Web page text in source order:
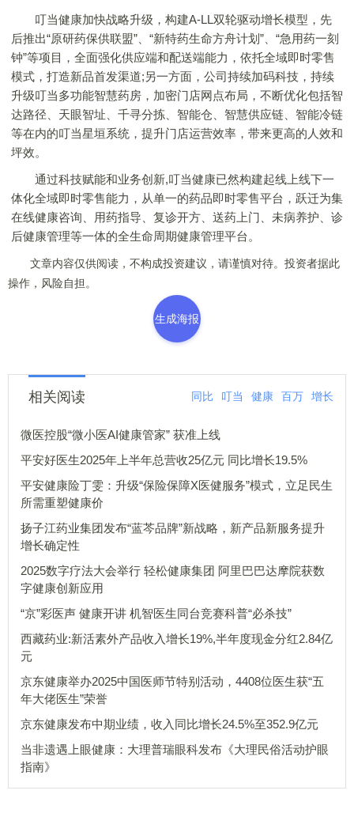
叮当健康加快战略升级，构建A-LL双轮驱动增长模型，先
后推出“原研药保供联盟”、“新特药生命方舟计划”、“急用药一刻
钟”等项目，全面强化供应端和配送端能力，依托全域即时零售
模式，打造新品首发渠道;另一方面，公司持续加码科技，持续
升级叮当多功能智慧药房，加密门店网点布局，不断优化包括智
达路径、天眼智址、千寻分拣、智能仓、智慧供应链、智能冷链
等在内的叮当星垣系统，提升门店运营效率，带来更高的人效和
坪效。
通过科技赋能和业务创新,叮当健康已然构建起线上线下一
体化全域即时零售能力，从单一的药品即时零售平台，跃迁为集
在线健康咨询、用药指导、复诊开方、送药上门、未病养护、诊
后健康管理等一体的全生命周期健康管理平台。
文章内容仅供阅读，不构成投资建议，请谨慎对待。投资者据此
操作，风险自担。
生成海报
相关阅读 同比 叮当 健康 百万 增长
微医控股“微小医AI健康管家” 获准上线
平安好医生2025年上半年总营收25亿元 同比增长19.5%
平安健康险丁雯：升级“保险保障X医健服务”模式，立足民生
所需重塑健康价
扬子江药业集团发布“蓝芩品牌”新战略，新产品新服务提升
增长确定性
2025数字疗法大会举行 轻松健康集团 阿里巴巴达摩院获数
字健康创新应用
“京”彩医声 健康开讲 机智医生同台竞赛科普“必杀技”
西藏药业:新活素外产品收入增长19%,半年度现金分红2.84亿
元
京东健康举办2025中国医师节特别活动，4408位医生获“五
年大佬医生”荣誉
京东健康发布中期业绩，收入同比增长24.5%至352.9亿元
当非遗遇上眼健康：大理普瑞眼科发布《大理民俗活动护眼
指南》